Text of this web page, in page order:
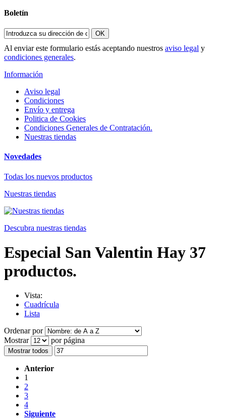
Boletín
OK
Al enviar este formulario estás aceptando nuestros aviso legal y
condiciones generales.
Información
Aviso legal
Condiciones
Envío y entrega
Politica de Cookies
Condiciones Generales de Contratación.
Nuestras tiendas
Novedades
Todas los nuevos productos
Nuestras tiendas
Descubra nuestras tiendas
Especial San Valentin Hay 37
productos.
Vista:
Cuadrícula
Lista
Ordenar por
Mostrar
por página
Mostrar todos
Anterior
1
2
3
4
Siguiente